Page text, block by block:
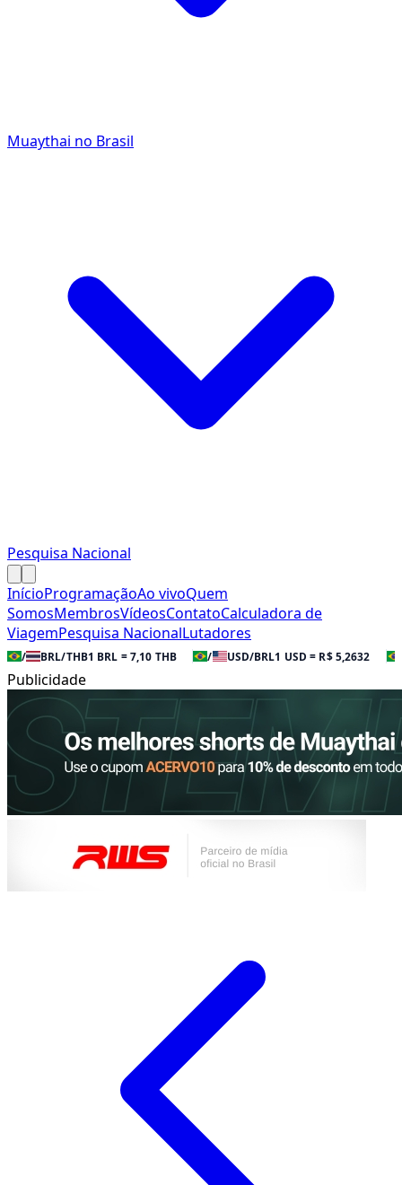
Muaythai no Brasil
Pesquisa Nacional
InícioProgramaçãoAo vivoQuem
SomosMembrosVídeosContatoCalculadora de
ViagemPesquisa NacionalLutadores
/ BRL/THB1 BRL = 7,10 THB / USD/BRL1 USD = R$ 5,2632
Publicidade